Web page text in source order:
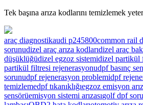
Tek başına arıza kodlarını temizlemek
araç diagnostikaudi p245800common rail
sorunudizel araç arıza kodlarıdizel araç
düşüklüğüdizel egzoz sistemidizel partikül
partikül filtresi rejenerasyonudpf basınç
sorunudpf rejenerasyon problemidpf
temizlemedpf tıkanıklığıegzoz emisyon
sensörüemisyon sistemi arızasıgolf dpf